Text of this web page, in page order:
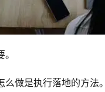
做是执行落地的方法。